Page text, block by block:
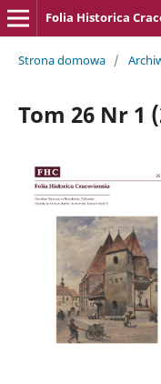
Folia Historica
Strona domowa /
Tom 26 Nr 1